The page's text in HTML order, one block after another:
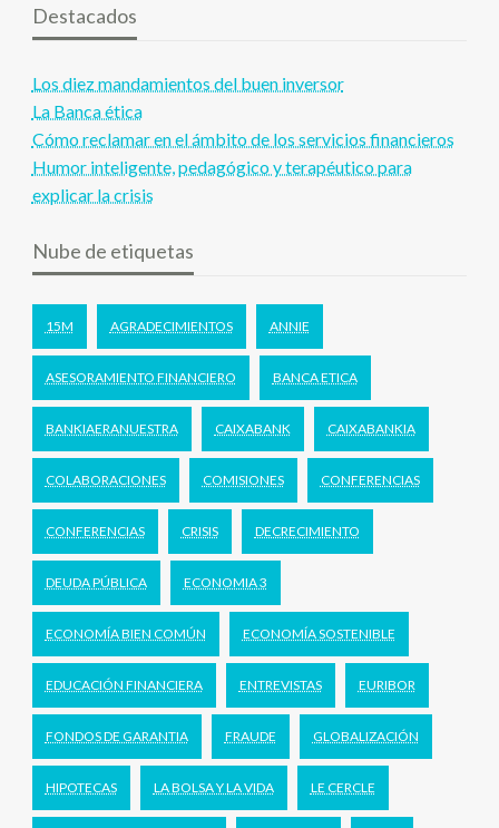
Destacados
Los diez mandamientos del buen inversor
La Banca ética
Cómo reclamar en el ámbito de los servicios financieros
Humor inteligente, pedagógico y terapéutico para
explicar la crisis
Nube de etiquetas
15M AGRADECIMIENTOS ANNIE
ASESORAMIENTO FINANCIERO BANCA ETICA
BANKIAERANUESTRA CAIXABANK CAIXABANKIA
COLABORACIONES COMISIONES CONFERENCIAS
CONFERENCIAS CRISIS DECRECIMIENTO
DEUDA PÚBLICA ECONOMIA 3
ECONOMÍA BIEN COMÚN ECONOMÍA SOSTENIBLE
EDUCACIÓN FINANCIERA ENTREVISTAS EURIBOR
FONDOS DE GARANTIA FRAUDE GLOBALIZACIÓN
HIPOTECAS LA BOLSA Y LA VIDA LE CERCLE